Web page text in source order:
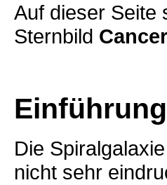
Auf dieser Seite
Sternbild
Einführung
Die Spiralgalaxie
nicht sehr